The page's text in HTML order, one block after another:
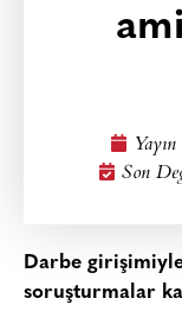
Son
Darbe
soruşturmalar